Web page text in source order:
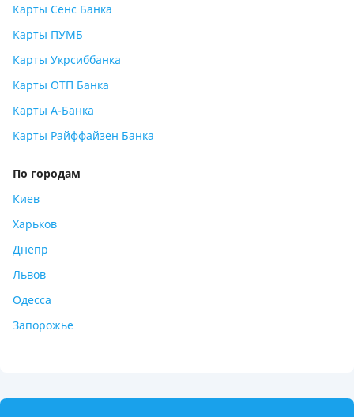
Карты Сенс Банка
Карты ПУМБ
Карты Укрсиббанка
Карты ОТП Банка
Карты А-Банка
Карты Райффайзен Банка
По городам
Киев
Харьков
Днепр
Львов
Одесса
Запорожье